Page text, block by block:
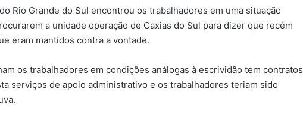
Rio Grande do Sul encontrou os trabalhadores em uma situação
a unidade operação de Caxias do Sul para dizer que recém
eram mantidos contra a vontade.
os trabalhadores em condições análogas à escrividão tem contratos
serviços de apoio administrativo e os trabalhadores teriam sido